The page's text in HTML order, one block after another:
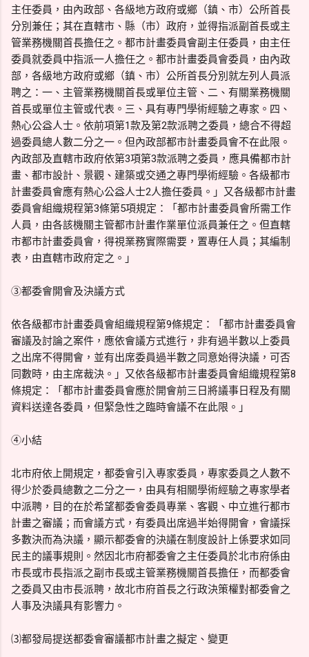
主任委員，由內政部、各級地方政府或鄉（鎮、市）公所首長
分別兼任；其在直轄市、縣（市）政府，並得指派副首長或主
管業務機關首長擔任之。都市計畫委員會副主任委員，由主任
委員就委員中指派一人擔任之。都市計畫委員會委員，由內政
部，各級地方政府或鄉（鎮、市）公所首長分別就左列人員派
聘之：一、主管業務機關首長或單位主管、二、有關業務機關
首長或單位主管或代表。三、具有專門學術經驗之專家。四、
熱心公益人士。依前項第1款及第2款派聘之委員，總合不得超
過委員總人數二分之一。但內政部都市計畫委員會不在此限。
內政部及直轄市政府依第3項第3款派聘之委員，應具備都市計
畫、都市設計、景觀、建築或交通之專門學術經驗。各級都市
計畫委員會應有熱心公益人士2人擔任委員。」又各級都市計畫
委員會組織規程第3條第5項規定：「都市計畫委員會所需工作
人員，由各該機關主管都市計畫作業單位派員兼任之。但直轄
市都市計畫委員會，得視業務實際需要，置專任人員；其編制
表，由直轄市政府定之。」
③都委會開會及決議方式
依各級都市計畫委員會組織規程第9條規定：「都市計畫委員會
審議及討論之案件，應依會議方式進行，非有過半數以上委員
之出席不得開會，並有出席委員過半數之同意始得決議，可否
同數時，由主席裁決。」又依各級都市計畫委員會組織規程第8
條規定：「都市計畫委員會應於開會前三日將議事日程及有關
資料送達各委員，但緊急性之臨時會議不在此限。」
④小結
北市府依上開規定，都委會引入專家委員，專家委員之人數不
得少於委員總數之二分之一，由具有相關學術經驗之專家學者
中派聘，目的在於希望都委會委員專業、客觀、中立進行都市
計畫之審議；而會議方式，有委員出席過半始得開會，會議採
多數決而為決議，顯示都委會的決議在制度設計上係要求如同
民主的議事規則。然因北市府都委會之主任委員於北市府係由
市長或市長指派之副市長或主管業務機關首長擔任，而都委會
之委員又由市長派聘，故北市府首長之行政決策權對都委會之
人事及決議具有影響力。
⑶都發局提送都委會審議都市計畫之擬定、變更